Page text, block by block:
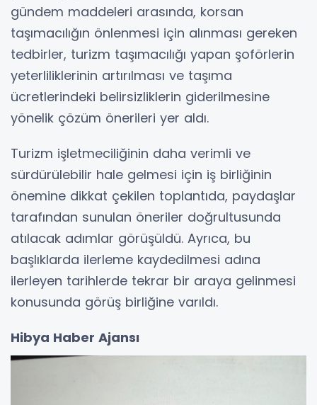
gündem maddeleri arasında, korsan
taşımacılığın önlenmesi için alınması gereken
tedbirler, turizm taşımacılığı yapan şoförlerin
yeterliliklerinin artırılması ve taşıma
ücretlerindeki belirsizliklerin giderilmesine
yönelik çözüm önerileri yer aldı.
Turizm işletmeciliğinin daha verimli ve
sürdürülebilir hale gelmesi için iş birliğinin
önemine dikkat çekilen toplantıda, paydaşlar
tarafından sunulan öneriler doğrultusunda
atılacak adımlar görüşüldü. Ayrıca, bu
başlıklarda ilerleme kaydedilmesi adına
ilerleyen tarihlerde tekrar bir araya gelinmesi
konusunda görüş birliğine varıldı.
Hibya Haber Ajansı